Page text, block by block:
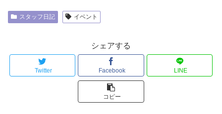
スタッフ日記 イベント
シェアする
Twitter Facebook LINE
コピー